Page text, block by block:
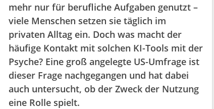
mehr nur für berufliche Aufgaben genutzt –
viele Menschen setzen sie täglich im
privaten Alltag ein. Doch was macht der
häufige Kontakt mit solchen KI-Tools mit der
Psyche? Eine groß angelegte US-Umfrage ist
dieser Frage nachgegangen und hat dabei
auch untersucht, ob der Zweck der Nutzung
eine Rolle spielt.